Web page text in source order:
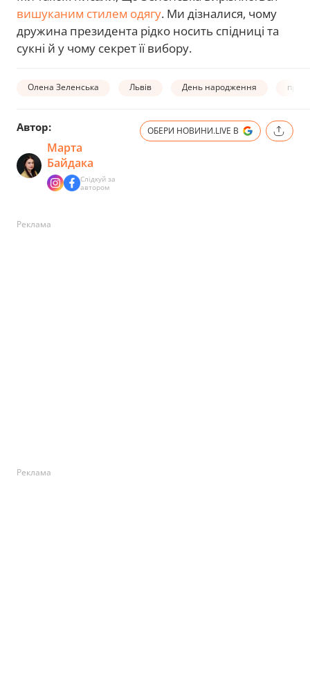
вишуканим стилем одягу. Ми дізналися, чому
дружина президента рідко носить спідниці та
сукні й у чому секрет її вибору.
Олена Зеленська Львів День народження
Автор:
Марта
Байдака
Слідкуй за
автором
ОБЕРИ НОВИНИ.LIVE В
Реклама
Реклама